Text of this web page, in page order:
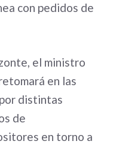
con pedidos de
el ministro
en las
distintas
de
en torno a